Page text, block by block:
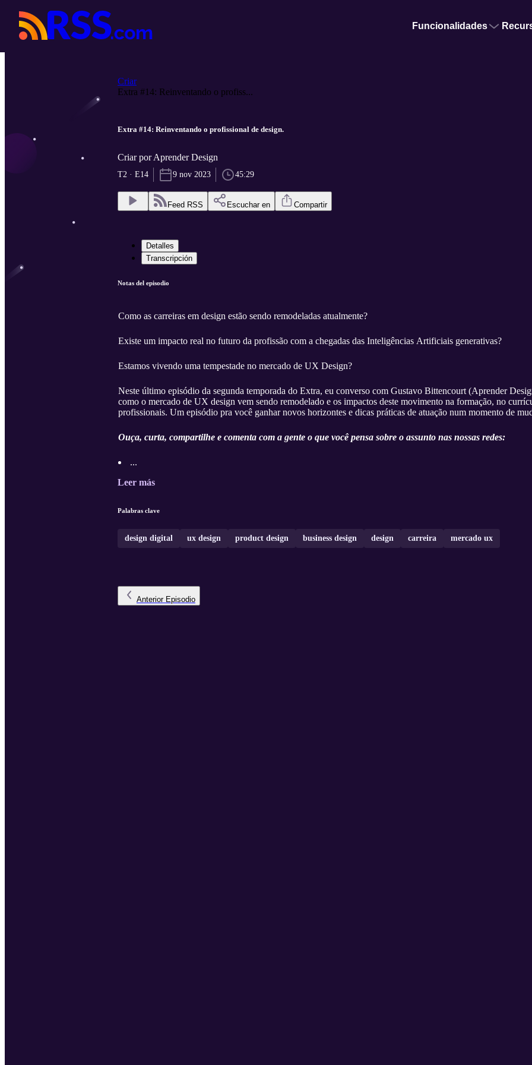
Funcionalidades
Criar
Extra #14: Reinventando o profiss...
Extra #14: Reinventando o profissional de design.
Criar por Aprender Design
T2 · E14 9 nov 2023 45:29
Feed RSS Escuchar en Compartir
Detalles
Transcripción
Notas del episodio
Como as carreiras em design estão sendo remodeladas atualmente?
Existe um impacto real no futuro da profissão com a chegadas das Inteligências Artificiais generativas?
Estamos vivendo uma tempestade no mercado de UX Design?
Neste último episódio da segunda temporada do Extra, eu converso com Gustavo Bittencourt (Aprender
como o mercado de UX design vem sendo remodelado e os impactos deste movimento na formação, no
profissionais. Um episódio pra você ganhar novos horizontes e dicas práticas de atuação num momento de
Ouça, curta, compartilhe e comenta com a gente o que você pensa sobre o assunto nas nossas redes:
...
Leer más
Palabras clave
design digital ux design product design business design design carreira mercado ux
Anterior Episodio